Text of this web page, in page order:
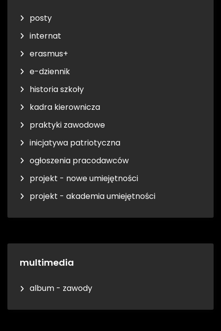
posty
internat
erasmus+
e-dziennik
historia szkoły
kadra kierownicza
praktyki zawodowe
inicjatywa patriotyczna
ogłoszenia pracodawców
projekt - nowe umiejętności
projekt - akademia umiejętności
multimedia
album - zawody